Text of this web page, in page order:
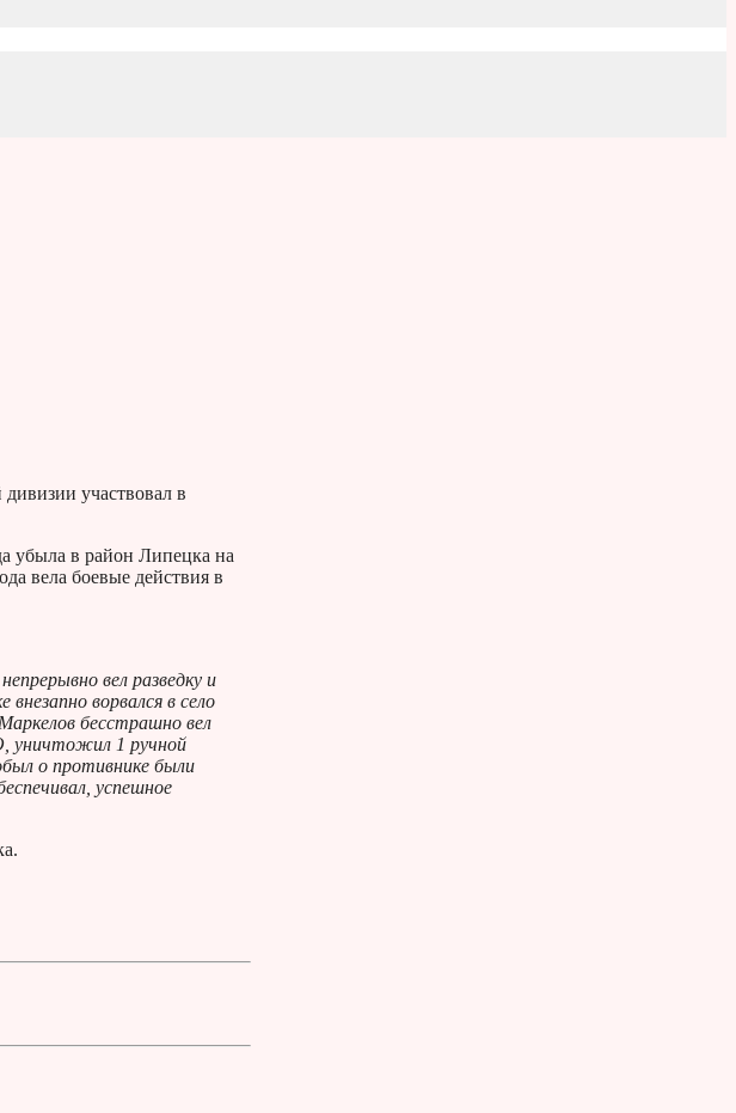
участвовал в
убыла в район Липецка на
вела боевые действия в
вел разведку и
ворвался в село
бесстрашно вел
уничтожил 1 ручной
о противнике были
успешное